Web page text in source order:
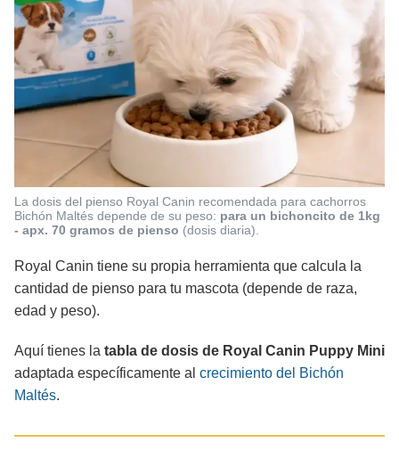
La dosis del pienso Royal Canin recomendada para cachorros
Bichón Maltés depende de su peso: para un bichoncito de 1kg
- apx. 70 gramos de pienso (dosis diaria).
Royal Canin tiene su propia herramienta que calcula la
cantidad de pienso para tu mascota (depende de raza,
edad y peso).
Aquí tienes la tabla de dosis de Royal Canin Puppy Mini
adaptada específicamente al crecimiento del Bichón
Maltés.